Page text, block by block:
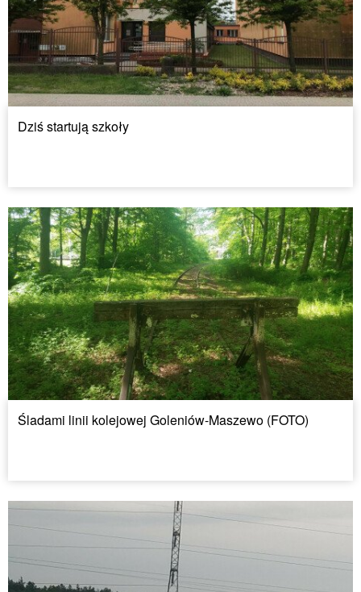
Dziś startują szkoły
Śladami linii kolejowej Goleniów-Maszewo (FOTO)